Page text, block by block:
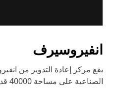
انفيروسيرف
يقع مركز إعادة التدوير من